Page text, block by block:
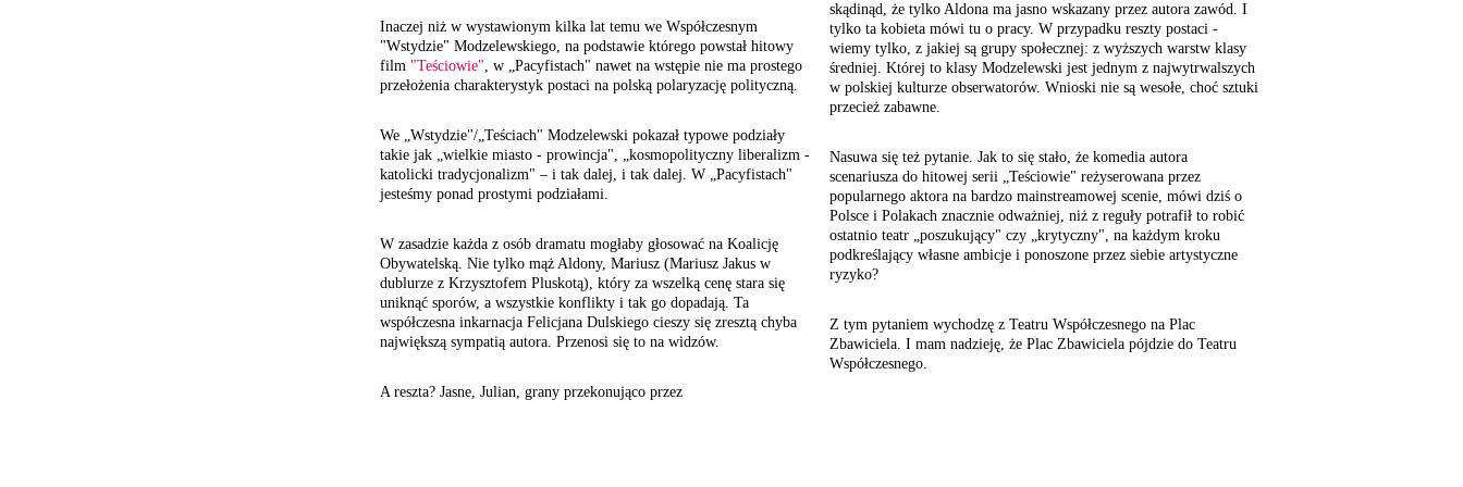
Inaczej niż w wystawionym kilka lat temu we Współczesnym
"Wstydzie" Modzelewskiego, na podstawie którego powstał hitowy
film "Teściowie", w „Pacyfistach" nawet na wstępie nie ma prostego
przełożenia charakterystyk postaci na polską polaryzację polityczną.
We „Wstydzie"/„Teściach" Modzelewski pokazał typowe podziały
takie jak „wielkie miasto - prowincja", „kosmopolityczny liberalizm -
katolicki tradycjonalizm" – i tak dalej, i tak dalej. W „Pacyfistach"
jesteśmy ponad prostymi podziałami.
W zasadzie każda z osób dramatu mogłaby głosować na Koalicję
Obywatelską. Nie tylko mąż Aldony, Mariusz (Mariusz Jakus w
dublurze z Krzysztofem Pluskotą), który za wszelką cenę stara się
uniknąć sporów, a wszystkie konflikty i tak go dopadają. Ta
współczesna inkarnacja Felicjana Dulskiego cieszy się zresztą chyba
największą sympatią autora. Przenosi się to na widzów.
A reszta? Jasne, Julian, grany przekonująco przez
skądinąd, że tylko Aldona ma jasno wskazany przez autora zawód. I
tylko ta kobieta mówi tu o pracy. W przypadku reszty postaci -
wiemy tylko, z jakiej są grupy społecznej: z wyższych warstw klasy
średniej. Której to klasy Modzelewski jest jednym z najwytrwalszych
w polskiej kulturze obserwatorów. Wnioski nie są wesołe, choć sztuki
przecież zabawne.
Nasuwa się też pytanie. Jak to się stało, że komedia autora
scenariusza do hitowej serii „Teściowie" reżyserowana przez
popularnego aktora na bardzo mainstreamowej scenie, mówi dziś o
Polsce i Polakach znacznie odważniej, niż z reguły potrafił to robić
ostatnio teatr „poszukujący" czy „krytyczny", na każdym kroku
podkreślający własne ambicje i ponoszone przez siebie artystyczne
ryzyko?
Z tym pytaniem wychodzę z Teatru Współczesnego na Plac
Zbawiciela. I mam nadzieję, że Plac Zbawiciela pójdzie do Teatru
Współczesnego.